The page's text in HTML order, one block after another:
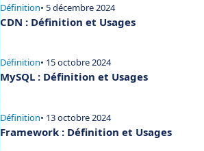
Définition• 5 décembre 2024
CDN : Définition et Usages
Définition• 15 octobre 2024
MySQL : Définition et Usages
Définition• 13 octobre 2024
Framework : Définition et Usages